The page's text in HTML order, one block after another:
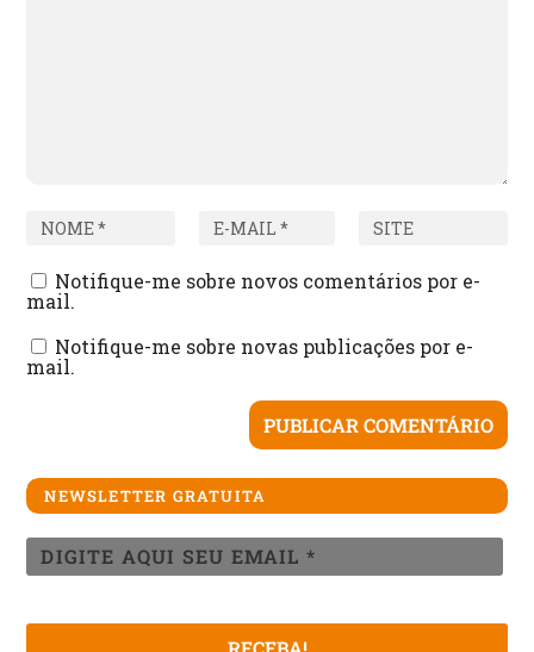
Notifique-me sobre novos comentários por e-
mail.
Notifique-me sobre novas publicações por e-
mail.
NEWSLETTER GRATUITA